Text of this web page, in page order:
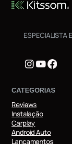
ESPECIALISTA
Instagram
Youtube
CATEGORIAS
Reviews
Instalação
Carplay
Android Auto
Lançamentos